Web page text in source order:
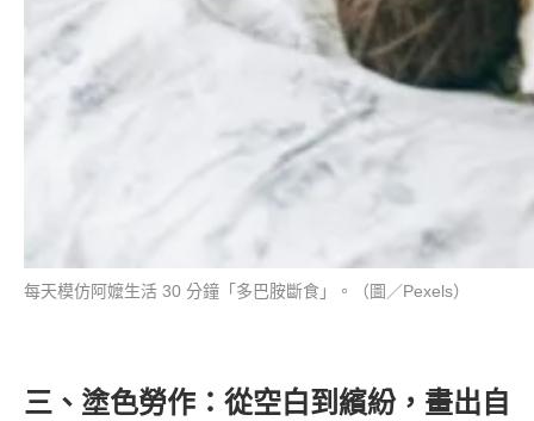
每天模仿阿嬤生活 30 分鐘「多巴胺斷食」。（圖／Pexels）
三、塗色勞作：從空白到繽紛，畫出自